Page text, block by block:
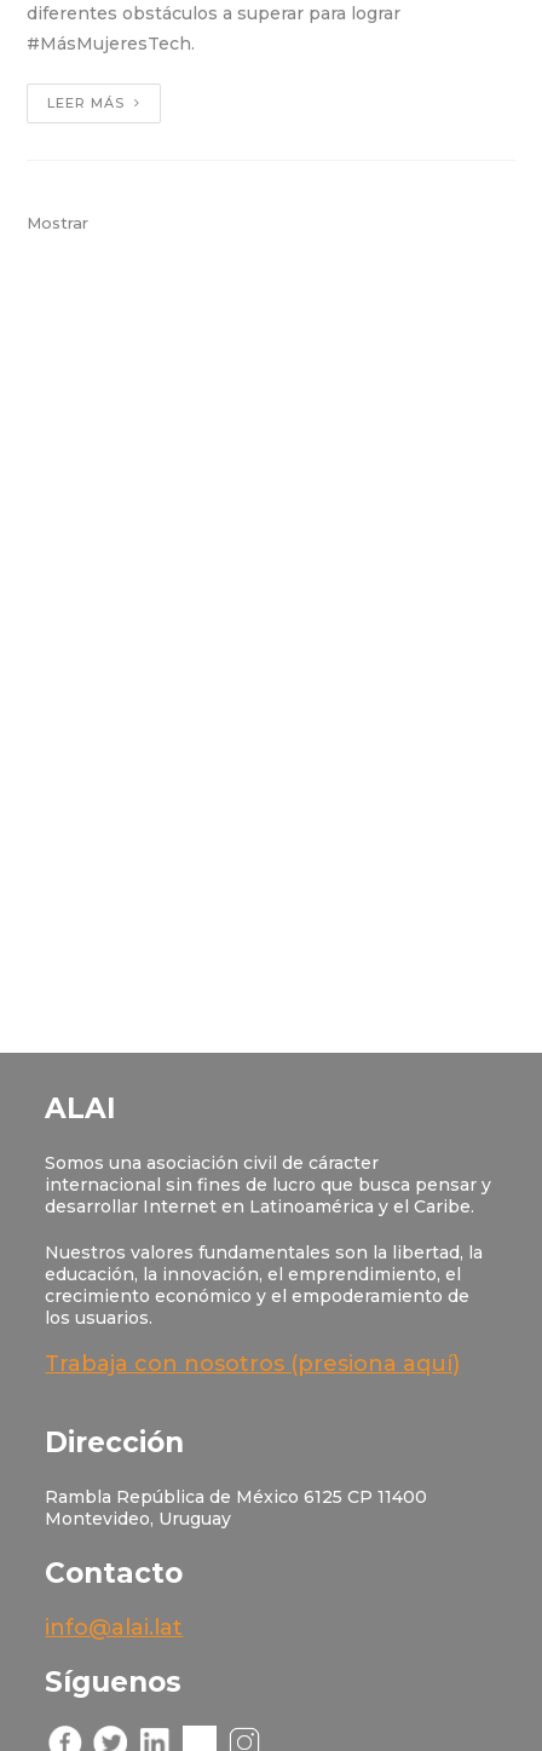
diferentes obstáculos a superar para lograr
#MásMujeresTech.
LEER MÁS
Mostrar
ALAI
Somos una asociación civil de cáracter
internacional sin fines de lucro que busca pensar y
desarrollar Internet en Latinoamérica y el Caribe.
Nuestros valores fundamentales son la libertad, la
educación, la innovación, el emprendimiento, el
crecimiento económico y el empoderamiento de
los usuarios.
Trabaja con nosotros (presiona aquí)
Dirección
Rambla República de México 6125 CP 11400
Montevideo, Uruguay
Contacto
info@alai.lat
Síguenos